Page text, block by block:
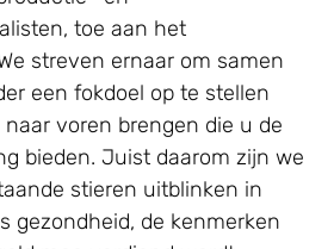
toe aan het
streven ernaar om samen
een fokdoel op te stellen
voren brengen die u de
bieden. Juist daarom zijn we
stieren uitblinken in
gezondheid, de kenmerken